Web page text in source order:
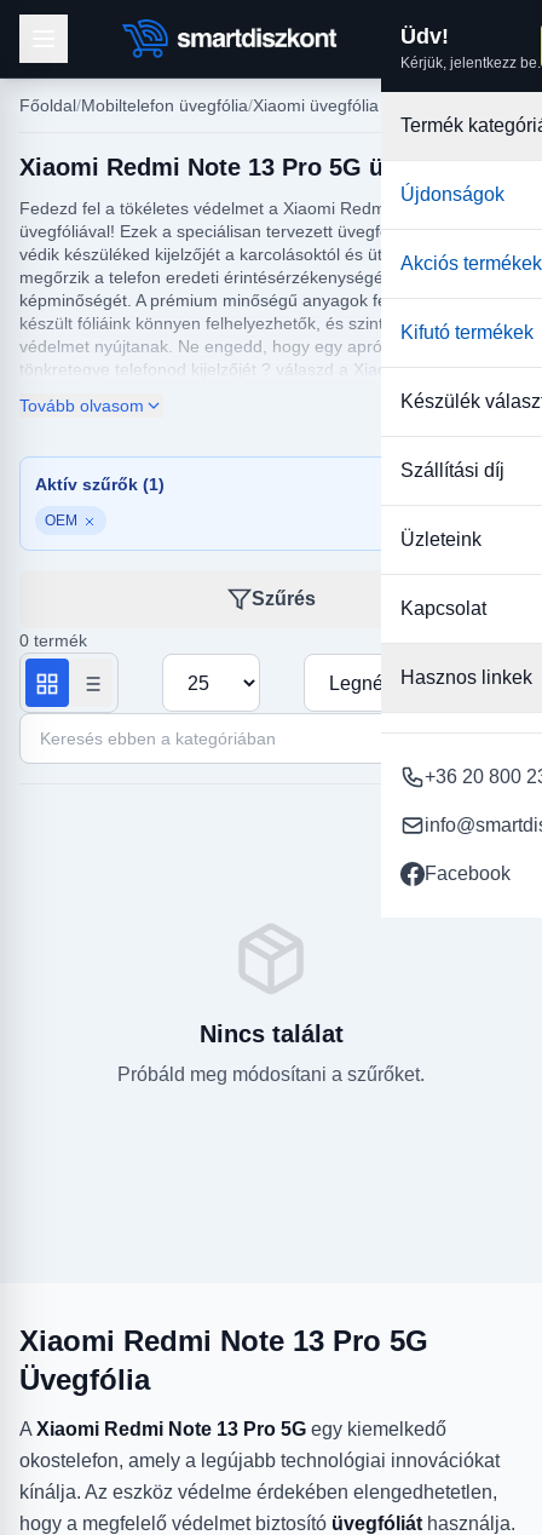
Üdv!
Kérjük, jelentkezz be.
Termék
Újdonságok
Akciós termékek
Kifutó termékek
Készülék
Szállítási díj
Üzleteink
Kapcsolat
Hasznos linkek
+36 20 800
Facebook
Főoldal Mobiltelefon üvegfólia Xiaomi üvegfólia
Xiaomi Redmi Note 13 Pro 5G üvegfólia
Fedezd fel a tökéletes védelmet a Xiaomi Redmi Note 13 Pro 5G
üvegfóliával! Ezek a speciálisan tervezett üvegfóliák kiválóan
védik készüléked kijelzőjét a karcolásoktól és ütésektől, miközben
megőrzik a telefon eredeti érintésérzékenységét és kristálytiszta
képminőségét. A prémium minőségű anyagok felhasználásával
készült fóliáink könnyen felhelyezhetők, és szinte észrevétlen
védelmet nyújtanak. Ne engedd, hogy egy apró baleset
tönkretegye telefonod kijelzőjét ? válaszd a Xiaomi Redmi Note
Vásárlás előtt ellenőrizd, hogy megfelelő típusú üvegfóliát válassz
a Xiaomi Redmi Note 13 Pro 5G készülékedhez. A pontos
illeszkedés biztosítja a teljes lefedettséget, így nem kell aggódnod
a képernyő széleinek sérülékenysége miatt. A fóliák karcálló
felülete hosszú távú védelmet nyújt, ugyanakkor a speciális
bevonat minimalizálja az ujjlenyomatok és szennyeződések
megjelenését a kijelzőn. Ne habozz, válaszd ki a legmegfelelőbb
üvegfóliát kínálatunkból, és biztosítsd be Xiaomi Redmi Note 13
Pro 5G telefonod kijelzőjét a mindennapi használat során!
Tovább olvasom
Aktív szűrők (1)
OEM
Szűrés
0 termék
Keresés ebben a kategóriában
Termékek száma oldalanként
Rendezés
Nincs találat
Próbáld meg módosítani a szűrőket.
Xiaomi Redmi Note 13 Pro 5G
Üvegfólia
A Xiaomi Redmi Note 13 Pro 5G egy kiemelkedő
okostelefon, amely a legújabb technológiai innovációkat
kínálja. Az eszköz védelme érdekében elengedhetetlen,
hogy a megfelelő védelmet biztosító üvegfóliát használja.